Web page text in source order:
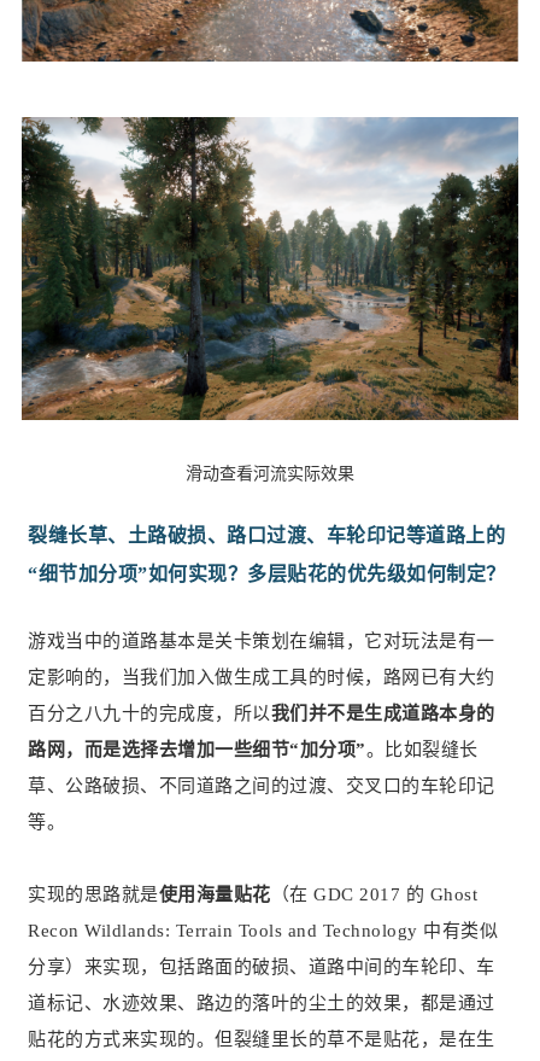
滑动查看河流实际效果
裂缝长草、土路破损、路口过渡、车轮印记等道路上的
“细节加分项”如何实现？多层贴花的优先级如何制定？
游戏当中的道路基本是关卡策划在编辑，它对玩法是有一
定影响的，当我们加入做生成工具的时候，路网已有大约
百分之八九十的完成度，所以我们并不是生成道路本身的
路网，而是选择去增加一些细节“加分项”。比如裂缝长
草、公路破损、不同道路之间的过渡、交叉口的车轮印记
等。
实现的思路就是使用海量贴花 （在 GDC 2017 的 Ghost
Recon Wildlands: Terrain Tools and Technology 中有类似
分享）来实现，包括路面的破损、道路中间的车轮印、车
道标记、水迹效果、路边的落叶的尘土的效果，都是通过
贴花的方式来实现的。但裂缝里长的草不是贴花，是在生